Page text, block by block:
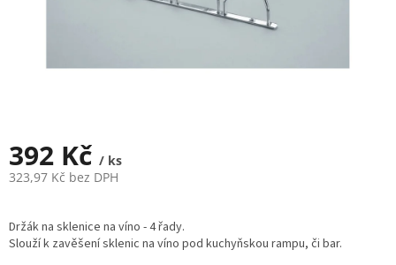
392 Kč / ks
323,97 Kč bez DPH
cena:
Držák na sklenice na víno - 4 řady.
Slouží k zavěšení sklenic na víno pod kuchyňskou rampu, či bar.